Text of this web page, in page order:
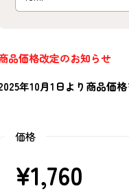
品価格改定のお知らせ
年10月1日より商品価
価格
¥1,760